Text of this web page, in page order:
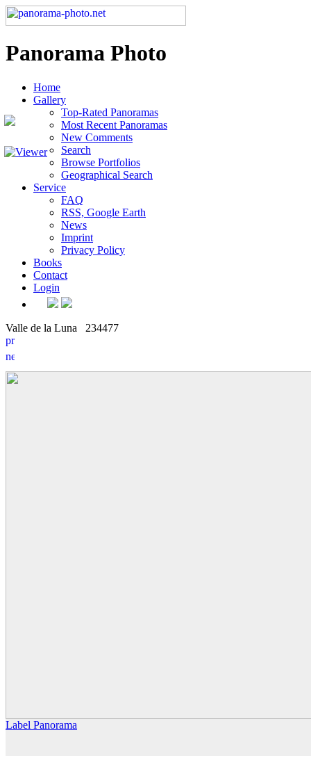
Panorama Photo
Home
Gallery
Top-Rated Panoramas
Most Recent Panoramas
New Comments
Search
Browse Portfolios
Geographical Search
Service
FAQ
RSS, Google Earth
News
Imprint
Privacy Policy
Books
Contact
Login
Valle de la Luna 234477
Label Panorama